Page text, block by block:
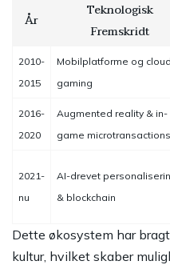
År
Teknologisk
Fremskridt
2010-
2015
Mobilplatforme og
gaming
2016-
2020
Augmented reality & in-
game microtransactions
2021-
nu
AI-drevet
& blockchain
Dette økosystem har
kultur, hvilket skaber